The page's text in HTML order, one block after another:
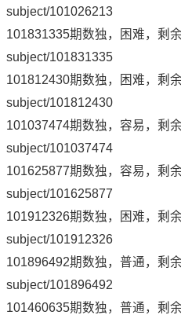
subject/101026213
101831335期数独，困难，剩余
subject/101831335
101812430期数独，困难，剩余
subject/101812430
101037474期数独，容易，剩余
subject/101037474
101625877期数独，容易，剩余
subject/101625877
101912326期数独，困难，剩余
subject/101912326
101896492期数独，普通，剩余
subject/101896492
101460635期数独，普通，剩余